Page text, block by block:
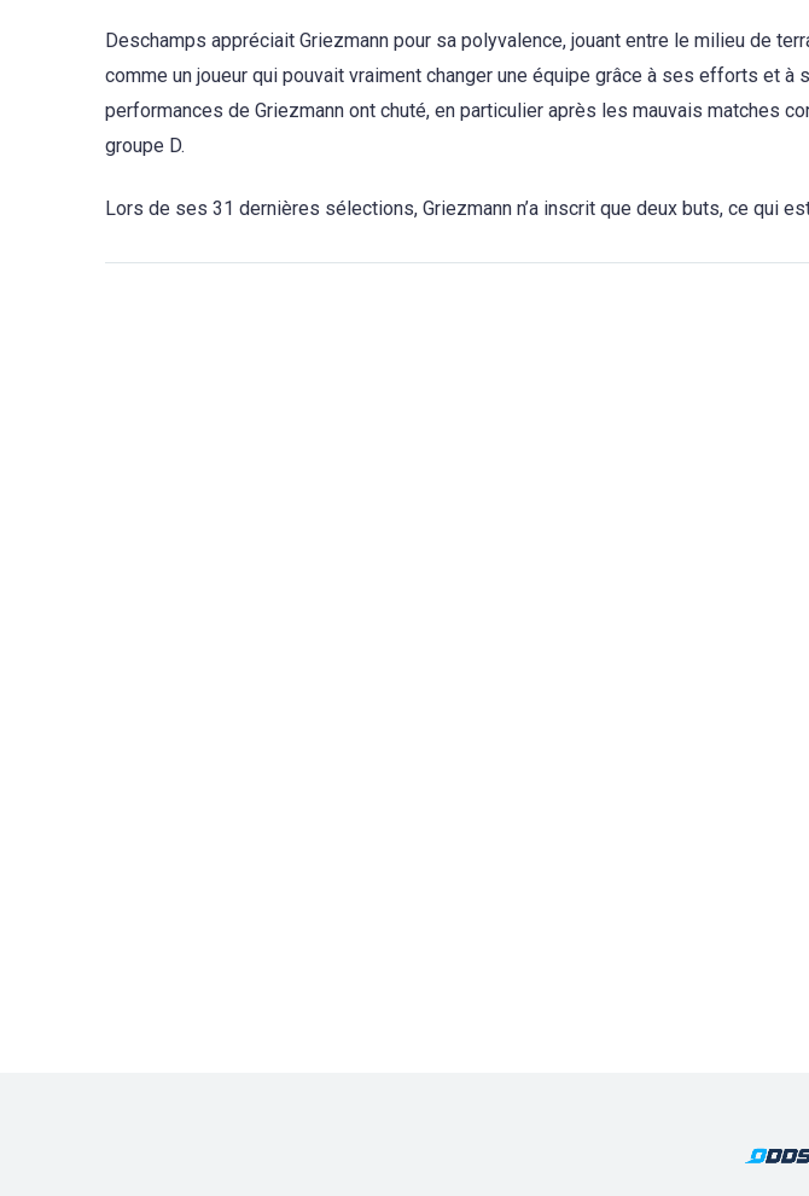
Deschamps appréciait Griezmann pour sa polyvalence, jouant entre le milieu de
comme un joueur qui pouvait vraiment changer une équipe grâce à ses efforts et à
performances de Griezmann ont chuté, en particulier après les mauvais matches
groupe D.
Lors de ses 31 dernières sélections, Griezmann n’a inscrit que deux buts, ce qui